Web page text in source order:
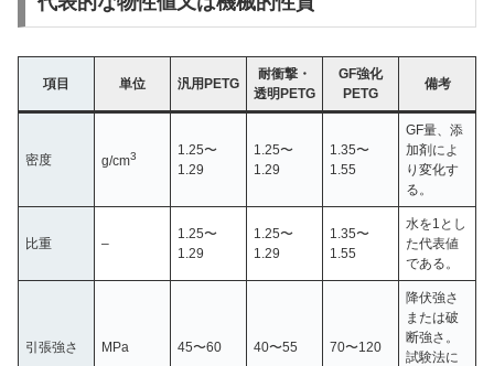
項目 単位 汎用PETG
耐衝撃・
透明PETG
GF強化
PETG
備考
密度 g/cm3
1.25〜
1.29
1.25〜
1.29
1.35〜
1.55
GF量、添
加剤によ
り変化す
る。
比重 –
1.25〜
1.29
1.25〜
1.29
1.35〜
1.55
水を1とし
た代表値
である。
引張強さ MPa 45〜60 40〜55 70〜120
降伏強さ
または破
断強さ。
試験法に